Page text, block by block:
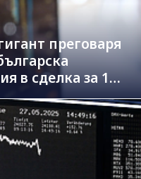
преговаря
в сделка за 1.3